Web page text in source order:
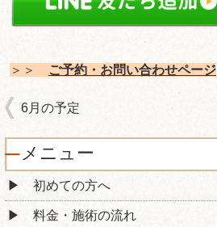
＞＞ ご予約・お問い合わせページ
6月の予定
メニュー
初めての方へ
料金・施術の流れ